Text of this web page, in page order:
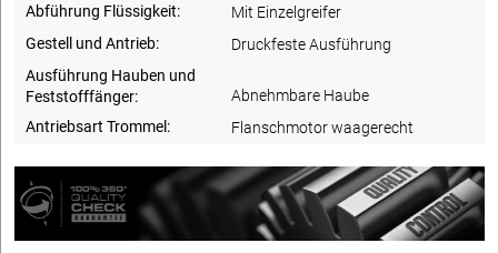
Abführung Flüssigkeit:
Mit Einzelgreifer
Gestell und Antrieb:
Druckfeste Ausführung
Ausführung Hauben und
Feststofffänger:
Abnehmbare Haube
Antriebsart Trommel:
Flanschmotor waagerecht